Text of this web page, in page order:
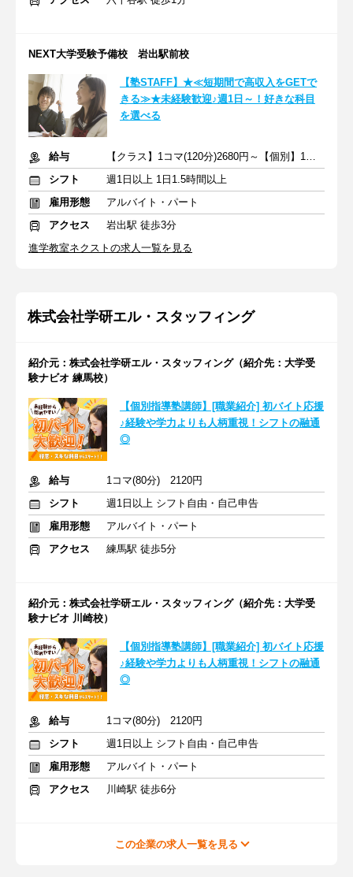
NEXT大学受験予備校 岩出駅前校
【塾STAFF】★≪短期間で高収入をGETで
きる≫★未経験歓迎♪週1日～！好きな科目
を選べる
給与
【クラス】1コマ(120分)2680円～【個別】1コマ(80分)1740円～
シフト
週1日以上 1日1.5時間以上
雇用形態
アルバイト・パート
アクセス
岩出駅 徒歩3分
進学教室ネクストの求人一覧を見る
株式会社学研エル・スタッフィング
紹介元：株式会社学研エル・スタッフィング（紹介先：大学受
験ナビオ 練馬校）
【個別指導塾講師】[職業紹介] 初バイト応援
♪経験や学力よりも人柄重視！シフトの融通
◎
給与
1コマ(80分) 2120円
シフト
週1日以上 シフト自由・自己申告
雇用形態
アルバイト・パート
アクセス
練馬駅 徒歩5分
紹介元：株式会社学研エル・スタッフィング（紹介先：大学受
験ナビオ 川崎校）
【個別指導塾講師】[職業紹介] 初バイト応援
♪経験や学力よりも人柄重視！シフトの融通
◎
給与
1コマ(80分) 2120円
シフト
週1日以上 シフト自由・自己申告
雇用形態
アルバイト・パート
アクセス
川崎駅 徒歩6分
この企業の求人一覧を見る